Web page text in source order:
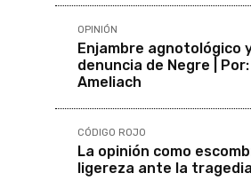
OPINIÓN
Enjambre agnotológico
denuncia de Negre |
Ameliach
CÓDIGO ROJO
La opinión como
ligereza ante la tragedia